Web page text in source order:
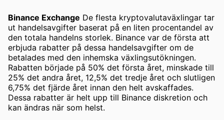
Binance Exchange De flesta kryptovalutaväxlingar tar
ut handelsavgifter baserat på en liten procentandel av
den totala handelns storlek. Binance var de första att
erbjuda rabatter på dessa handelsavgifter om de
betalades med den inhemska växlingsutökningen.
Rabatten började på 50% det första året, minskade till
25% det andra året, 12,5% det tredje året och slutligen
6,75% det fjärde året innan den helt avskaffades.
Dessa rabatter är helt upp till Binance diskretion och
kan ändras när som helst.